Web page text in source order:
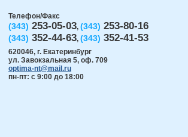
Телефон/Факс
(343) 253-05-03, (343) 253-80-16
(343) 352-44-63, (343) 352-41-53
620046, г. Екатеринбург
ул. Завокзальная 5, оф. 709
optima-nt@mail.ru
пн-пт: с 9:00 до 18:00